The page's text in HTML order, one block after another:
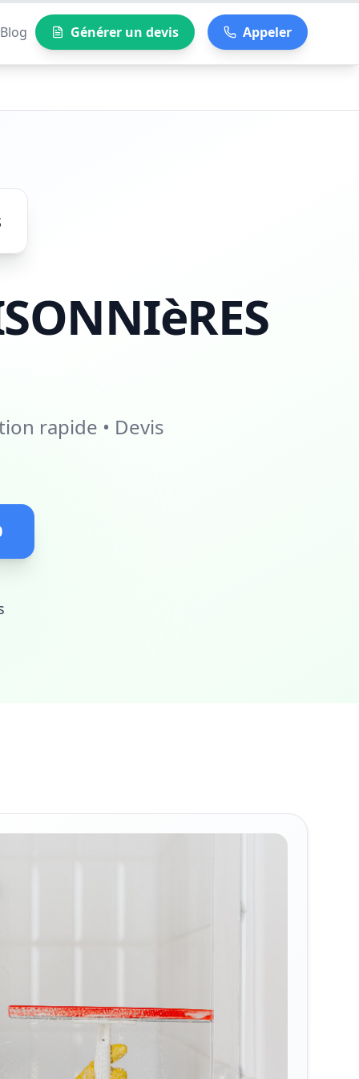
Blog Générer un devis Appeler
rapide • Devis